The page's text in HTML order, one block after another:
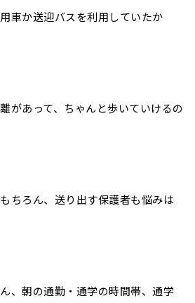
車か送迎バスを利用していたか
があって、ちゃんと歩いていけるの
ちろん、送り出す保護者も悩みは
、朝の通勤・通学の時間帯、通学